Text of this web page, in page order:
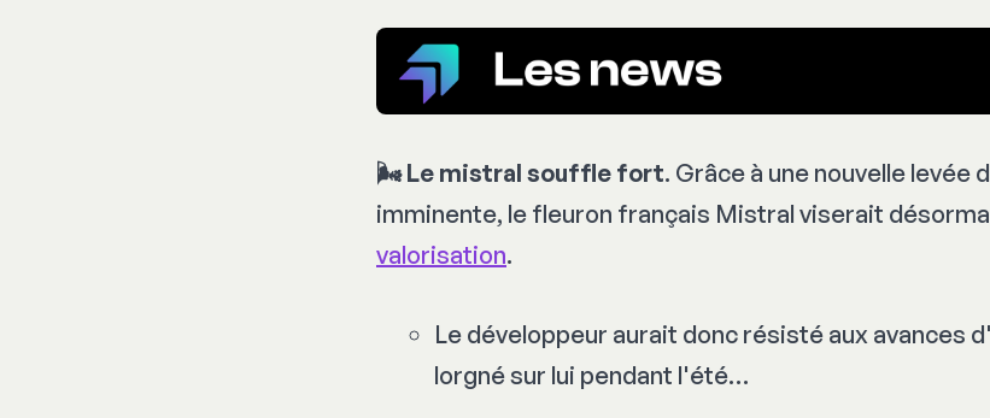
🌬️ Le mistral souffle fort. Grâce à une nouvelle levée
imminente, le fleuron français Mistral viserait
valorisation.
Le développeur aurait donc résisté aux avances
lorgné sur lui pendant l'été…